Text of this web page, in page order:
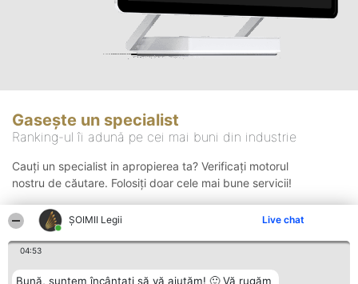
ȘOIMII Legii Live chat
04:53
Bună, suntem încântați să vă ajutăm! 🙂 Vă rugăm
Gasește un specialist
Ranking-ul îi adună pe cei mai buni din industrie
Cauți un specialist in apropierea ta? Verificați motorul
nostru de căutare. Folosiți doar cele mai bune servicii!